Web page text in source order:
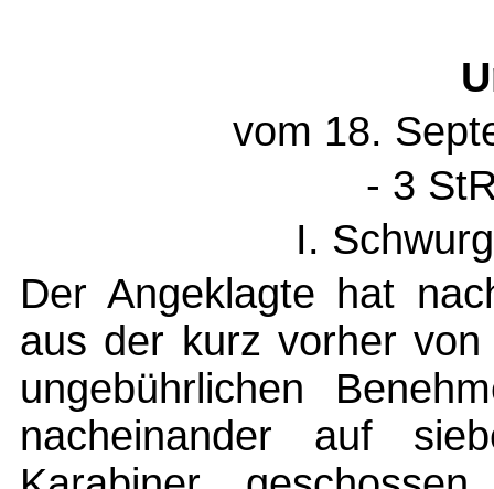
vom 18.
- 3
I.
Der Angeklagte hat
aus der kurz vorher
ungebührlichen
nacheinander auf